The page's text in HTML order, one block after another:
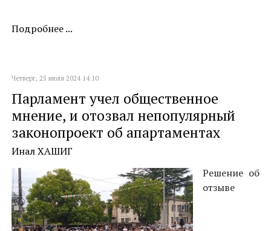
Подробнее ...
Четверг, 25 июля 2024 14:10
Парламент учел общественное
мнение, и отозвал непопулярный
законопроект об апартаментах
Инал ХАШИГ
Решение об
отзыве